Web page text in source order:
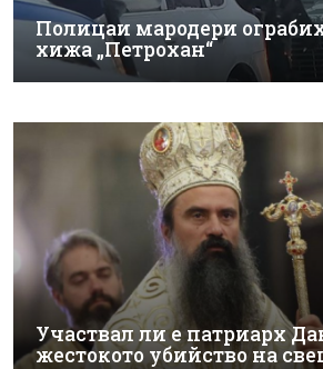
Полицаи мародери
хижа „Петрохан“
Участвал ли е патриарх
жестокото убийство на